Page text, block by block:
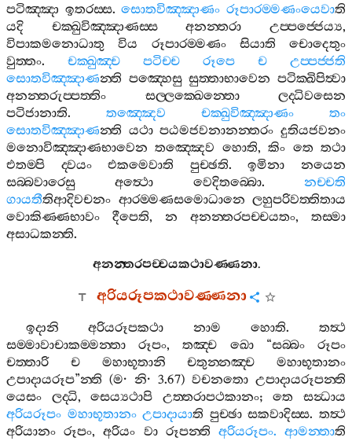
පටිඤ‍්ඤා ඉතරස‍්ස.සොතවිඤ‍්ඤාණං රූපාරම‍්මණංයෙවාති
යදි
චක‍්ඛුවිඤ‍්ඤාණස‍්ස අනන‍්තරා උප‍්පජ‍්ජෙය්‍ය,
විපාකමනොධාතු
විය රූපාරම‍්මණං සියාති
චොදෙතුං
වුත‍්තං. චක‍්ඛුඤ‍්ච පටිච‍්ච රූපෙ ච
උප‍්පජ‍්ජති
සොතවිඤ‍්ඤාණන‍්ති පඤ‍්හෙසු සුත‍්තාභාවෙන පටික‍්ඛිපිත්‍වා
අනන‍්තරුප‍්පත‍්තිං
සල‍්ලක‍්ඛෙන‍්තො
ලද‍්ධිවසෙන
පටිජානාති. තඤ‍්ඤෙව චක‍්ඛුවිඤ‍්ඤාණං
තං
සොතවිඤ‍්ඤාණන‍්ති යථා පඨමජවනානන‍්තරං දුතියජවනං
මනොවිඤ‍්ඤාණභාවෙන තඤ‍්ඤෙව හොති,කිං තෙ තථා
එතම‍්පි
ද‍්වයං එකමෙවාති පුච‍්ඡති.ඉමිනා
නයෙන
සබ‍්බවාරෙසු
අත්‍ථො වෙදිතබ‍්බො.නච‍්චති
ගායතීතිආදිවචනං ආරම‍්මණසමොධානෙ ලහුපරිවත‍්තිතාය
වොකිණ‍්ණභාවං
දීපෙති, න අනන‍්තරපච‍්චයතං, තස‍්මා
අසාධකන‍්ති.
අනන‍්තරපච‍්චයකථාවණ‍්ණනා.
අරියරූපකථාවණ‍්ණනා
ඉදානි අරියරූපකථා නාම හොති. තත්‍ථ
සම‍්මාවාචාකම‍්මන‍්තා
රූපං,තඤ‍්ච ඛො“සබ‍්බං
රූපං
චත‍්තාරි
ච මහාභූතානි චතුන‍්නඤ‍්ච
මහාභූතානං
උපාදායරූප”න‍්ති (ම· නි· 3.67) වචනතො උපාදායරූපන‍්ති
යෙසං
ලද‍්ධි,සෙය්‍යථාපි උත‍්තරාපථකානං;තෙ
සන්‍ධාය
අරියරූපං මහාභූතානං උපාදායාති පුච‍්ඡා සකවාදිස‍්ස.තත්‍ථ
අරියානං රූපං,අරියං වා රූපන‍්ති අරියරූපං.ආමන‍්තාති